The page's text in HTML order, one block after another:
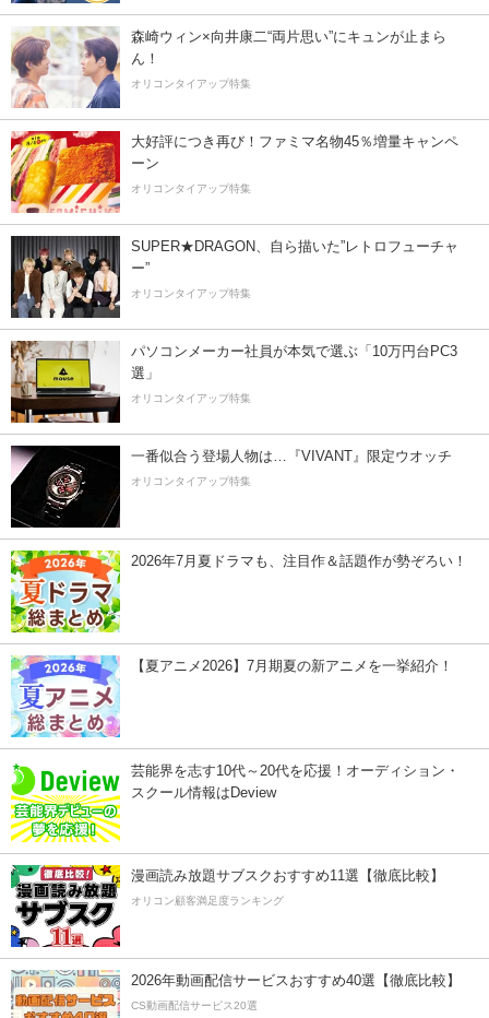
森崎ウィン×向井康二“両片思い”にキュンが止まら
ん！
オリコンタイアップ特集
大好評につき再び！ファミマ名物45％増量キャンペ
ーン
オリコンタイアップ特集
SUPER★DRAGON、自ら描いた”レトロフューチャ
ー”
オリコンタイアップ特集
パソコンメーカー社員が本気で選ぶ「10万円台PC3
選」
オリコンタイアップ特集
一番似合う登場人物は…『VIVANT』限定ウオッチ
オリコンタイアップ特集
2026年7月夏ドラマも、注目作＆話題作が勢ぞろい！
【夏アニメ2026】7月期夏の新アニメを一挙紹介！
芸能界を志す10代～20代を応援！オーディション・
スクール情報はDeview
漫画読み放題サブスクおすすめ11選【徹底比較】
オリコン顧客満足度ランキング
2026年動画配信サービスおすすめ40選【徹底比較】
CS動画配信サービス20選